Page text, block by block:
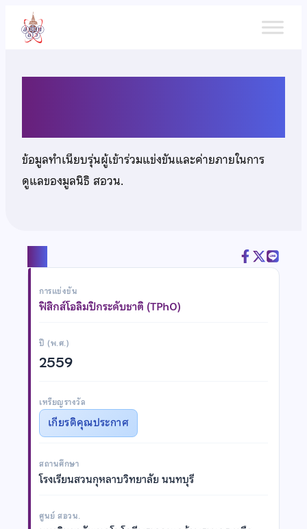
เนื้อหา
ข้อมูลทำเนียบรุ่นผู้เข้าร่วมแข่งขันและค่ายภายในการ
ดูแลของมูลนิธิ สอวน.
การแข่งขัน
ฟิสิกส์โอลิมปิกระดับชาติ (TPhO)
ปี (พ.ศ.)
2559
เหรียญรางวัล
เกียรติคุณประกาศ
สถานศึกษา
โรงเรียนสวนกุหลาบวิทยาลัย นนทบุรี
ศูนย์ สอวน.